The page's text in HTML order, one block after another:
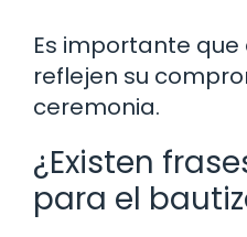
Es importante
reflejen su
ceremonia.
¿Existen
para el